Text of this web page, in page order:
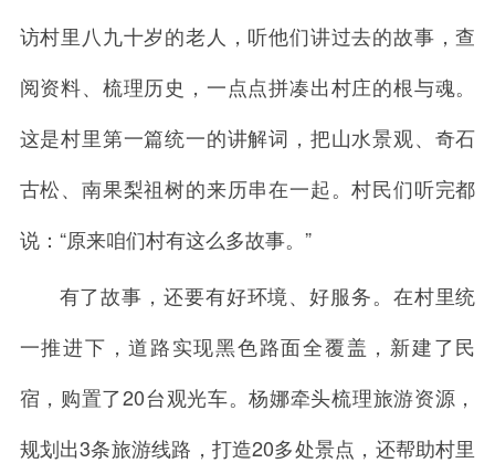
访村里八九十岁的老人，听他们讲过去的故事，查
阅资料、梳理历史，一点点拼凑出村庄的根与魂。
这是村里第一篇统一的讲解词，把山水景观、奇石
古松、南果梨祖树的来历串在一起。村民们听完都
说：“原来咱们村有这么多故事。”
有了故事，还要有好环境、好服务。在村里统
一推进下，道路实现黑色路面全覆盖，新建了民
宿，购置了20台观光车。杨娜牵头梳理旅游资源，
规划出3条旅游线路，打造20多处景点，还帮助村里